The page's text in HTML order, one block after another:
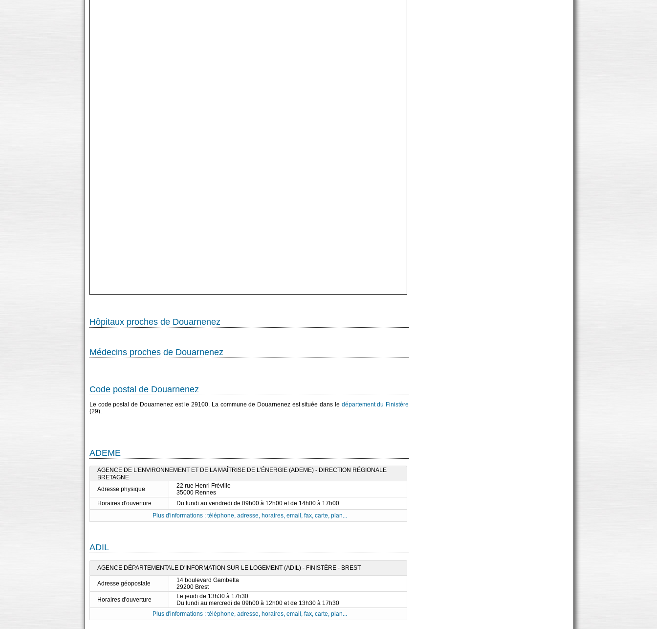
Hôpitaux proches de Douarnenez
Médecins proches de Douarnenez
Code postal de Douarnenez
Le code postal de Douarnenez est le 29100. La commune de Douarnenez est située dans le département du Finistère
(29).
ADEME
AGENCE DE L’ENVIRONNEMENT ET DE LA MAÎTRISE DE L’ÉNERGIE (ADEME) - DIRECTION RÉGIONALE
BRETAGNE
Adresse physique
22 rue Henri Fréville
35000 Rennes
Horaires d'ouverture
Du lundi au vendredi de 09h00 à 12h00 et de 14h00 à 17h00
Plus d'informations : téléphone, adresse, horaires, email, fax, carte, plan...
ADIL
AGENCE DÉPARTEMENTALE D'INFORMATION SUR LE LOGEMENT (ADIL) - FINISTÈRE - BREST
Adresse géopostale
14 boulevard Gambetta
29200 Brest
Horaires d'ouverture
Le jeudi de 13h30 à 17h30
Du lundi au mercredi de 09h00 à 12h00 et de 13h30 à 17h30
Plus d'informations : téléphone, adresse, horaires, email, fax, carte, plan...